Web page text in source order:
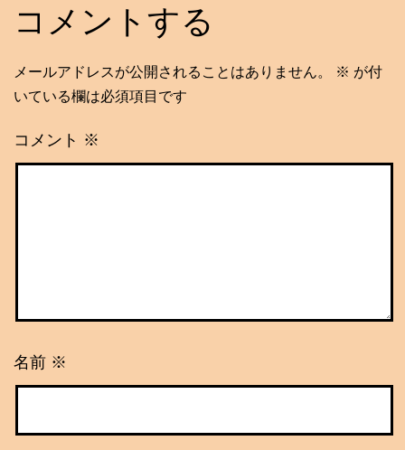
コメントする
メールアドレスが公開されることはありません。 ※ が付
いている欄は必須項目です
コメント ※
名前 ※